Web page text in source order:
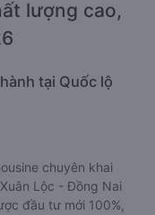
lượng cao,
tại Quốc lộ
chuyên khai
Lộc - Đồng Nai
đầu tư mới 100%,